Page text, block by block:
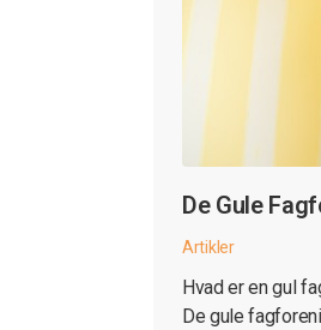
De Gule
Artikler
Hvad er en gul
De gule